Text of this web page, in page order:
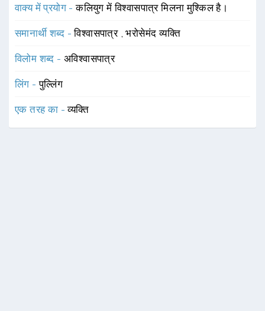
वाक्य में प्रयोग -कलियुग में विश्वासपात्र मिलना मुश्किल है।
समानार्थी शब्द -विश्वासपात्र ,भरोसेमंद व्यक्ति
विलोम शब्द - अविश्वासपात्र
लिंग -पुल्लिंग
एक तरह का -व्यक्ति